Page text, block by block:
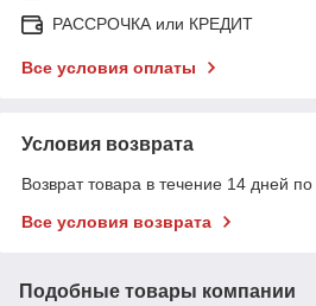
РАССРОЧКА или КРЕДИТ
Все условия оплаты
Условия возврата
Возврат товара в течение 14 дней
Все условия возврата
Подобные товары компании